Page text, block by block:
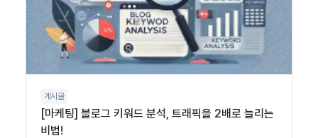
게시글
[마케팅] 블로그 키워드 분석, 트래픽을 2배로 늘리는
비법!